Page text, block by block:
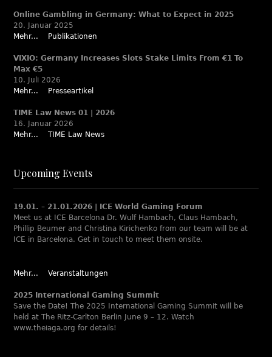
Online Gambling in Germany: What to Expect in 2025
20. Januar 2025
Mehr...
Publikationen
VIXIO: Germany Increases Slots Stake Limits From €1 To
Max €5
10. Juli 2026
Mehr...
Presseartikel
TIME Law News 01 | 2026
16. Januar 2026
Mehr...
TIME Law News
Upcoming Events
19.01. – 21.01.2026 | ICE World Gaming Forum
Meet us at ICE Barcelona Dr. Wulf Hambach, Claus Hambach,
Phillip Beumer and Christina Kirichenko from our team will be at
ICE in Barcelona. Get in touch to meet them onsite.
Mehr... Veranstaltungen
2025 International Gaming Summit
Save the Date! The 2025 International Gaming Summit will be
held at The Ritz-Carlton Berlin June 9 – 12. Watch
www.theiaga.org for details!